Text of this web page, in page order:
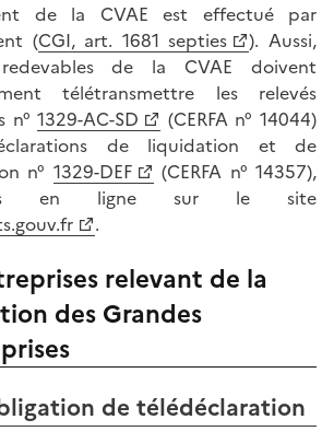
de la CVAE est effectué par
(CGI, art. 1681 septies
). Aussi,
de la CVAE doivent
télétransmettre les relevés
n°1329-AC-SD
(CERFA n° 14044)
de liquidation et de
n° 1329-DEF
(CERFA n° 14357),
en ligne sur le site
.
relevant de la
des Grandes
de télédéclaration